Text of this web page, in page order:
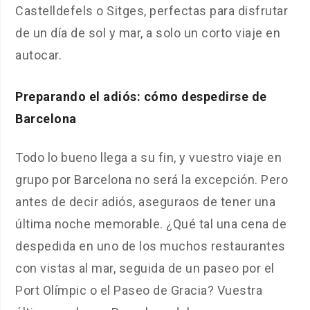
Castelldefels o Sitges, perfectas para disfrutar
de un día de sol y mar, a solo un corto viaje en
autocar.
Preparando el adiós: cómo despedirse de
Barcelona
Todo lo bueno llega a su fin, y vuestro viaje en
grupo por Barcelona no será la excepción. Pero
antes de decir adiós, aseguraos de tener una
última noche memorable. ¿Qué tal una cena de
despedida en uno de los muchos restaurantes
con vistas al mar, seguida de un paseo por el
Port Olímpic o el Paseo de Gracia? Vuestra